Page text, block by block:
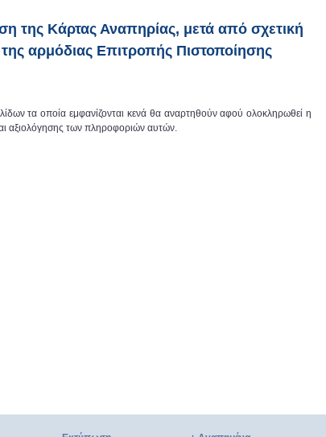
της Κάρτας Αναπηρίας, μετά από σχετική
αρμόδιας Επιτροπής Πιστοποίησης
τα οποία εμφανίζονται κενά θα αναρτηθούν αφού ολοκληρωθεί η
αξιολόγησης των πληροφοριών αυτών.